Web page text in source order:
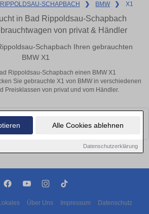
Alle Cookies ablehnen
Datenschutzerklärung
SCHAPBACH ❯ BMW ❯ X1
in Bad Rippoldsau-Schapbach
von privat & Händler
Schapbach Ihren gebrauchten
BMW X1
Rippoldsau-Schapbach einen BMW X1
Sie gebrauchte X1 von BMW in verschiedenen
Preisklassen von privat und vom Händler.
keine passenden Autos finden. Schauen Sie
Über Uns Impressum Datenschutz